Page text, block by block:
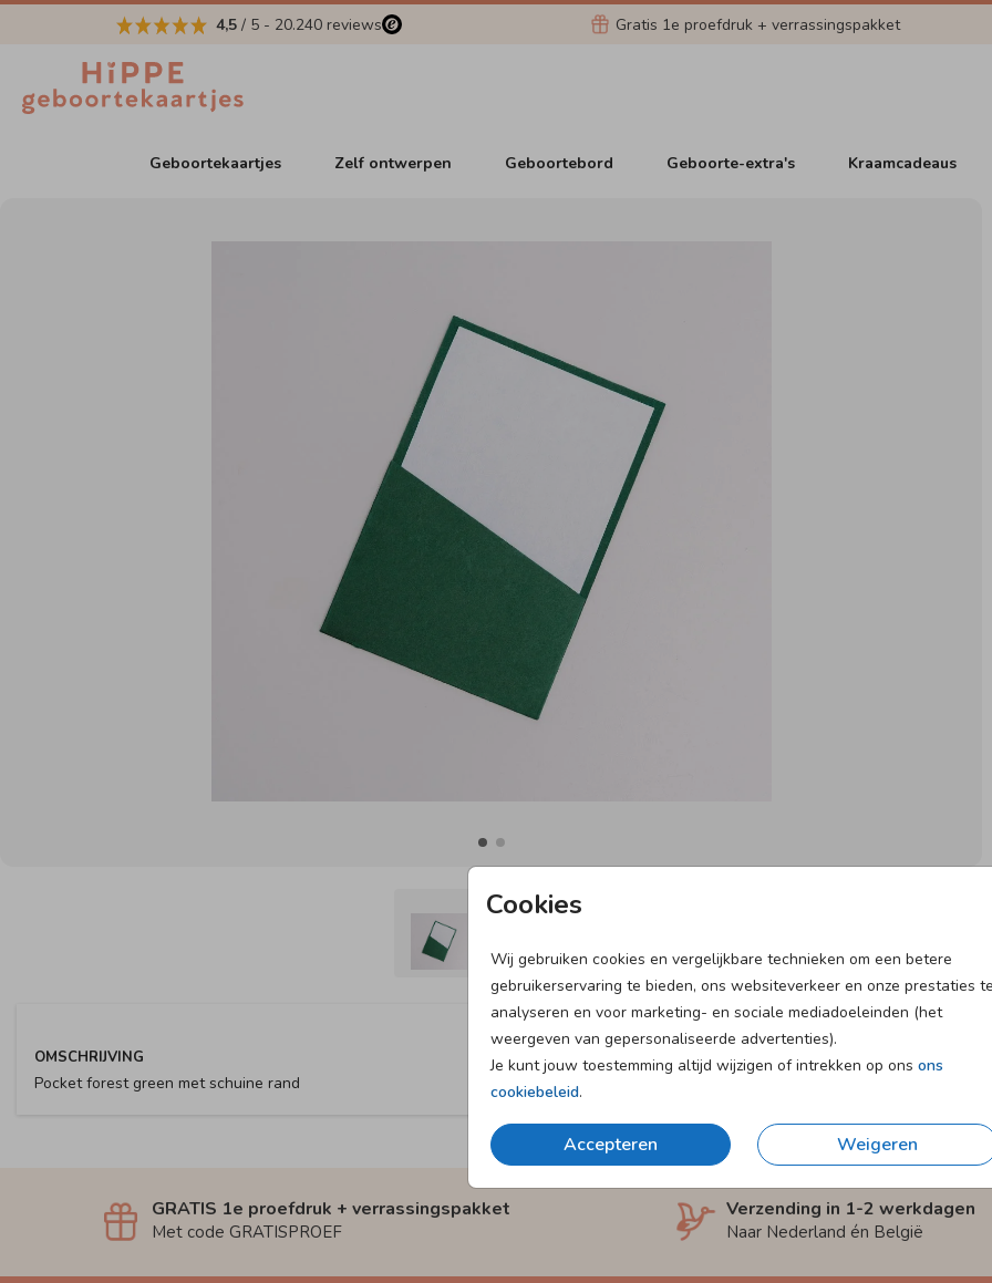
4,5 / 5 - 20.240 reviews Gratis 1e proefdruk + verrassingspakket
Geboortekaartjes Zelf ontwerpen Geboortebord Geboorte-extra's Kraamcadeaus
Cookies
Wij gebruiken cookies en vergelijkbare technieken om een betere
gebruikerservaring te bieden, ons websiteverkeer en onze prestaties te
analyseren en voor marketing- en sociale mediadoeleinden (het
weergeven van gepersonaliseerde advertenties).
Je kunt jouw toestemming altijd wijzigen of intrekken op ons ons
cookiebeleid.
Accepteren Weigeren
OMSCHRIJVING
Pocket forest green met schuine rand
GRATIS 1e proefdruk + verrassingspakket
Met code GRATISPROEF
Verzending in 1-2 werkdagen
Naar Nederland én België